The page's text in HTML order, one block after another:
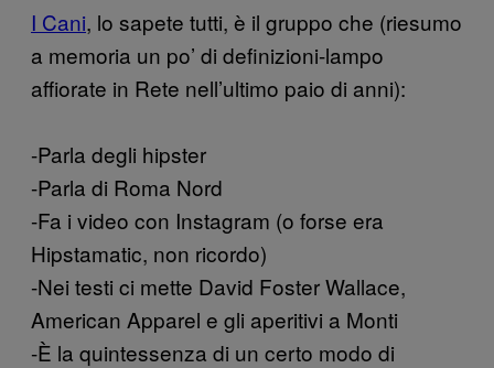
I Cani, lo sapete tutti, è il gruppo che (riesumo
a memoria un po’ di definizioni-lampo
affiorate in Rete nell’ultimo paio di anni):
-Parla degli hipster
-Parla di Roma Nord
-Fa i video con Instagram (o forse era
Hipstamatic, non ricordo)
-Nei testi ci mette David Foster Wallace,
American Apparel e gli aperitivi a Monti
-È la quintessenza di un certo modo di